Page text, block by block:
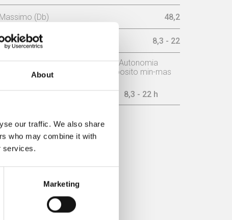
About
our traffic. We also share
who may combine it with
services.
Marketing
(Db) 48,2
(h) 8,3 - 22
Potenza nominale
Autonomia
deposito min-mas
8,3 - 22 h